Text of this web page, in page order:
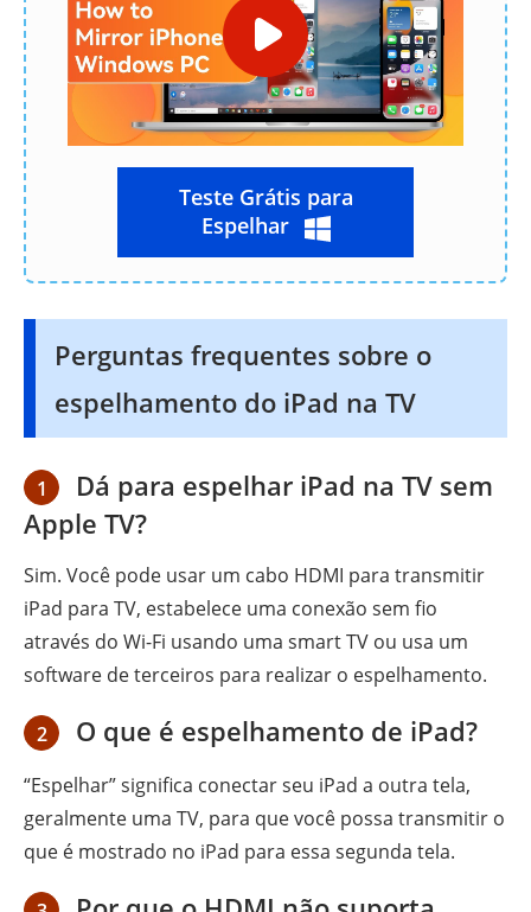
Teste Grátis para
Espelhar
Perguntas frequentes sobre o
espelhamento do iPad na TV
1
Dá para espelhar iPad na TV sem
Apple TV?
Sim. Você pode usar um cabo HDMI para transmitir
iPad para TV, estabelece uma conexão sem fio
através do Wi-Fi usando uma smart TV ou usa um
software de terceiros para realizar o espelhamento.
2 O que é espelhamento de iPad?
“Espelhar” significa conectar seu iPad a outra tela,
geralmente uma TV, para que você possa transmitir o
que é mostrado no iPad para essa segunda tela.